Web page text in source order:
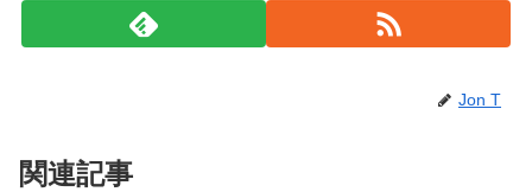
Jon T
関連記事